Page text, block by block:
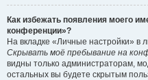
Как избежать появления моего
конференции»?
На вкладке «Личные настройки»
Скрывать моё пребывание на
видны только администраторам,
остальных вы будете скрытым